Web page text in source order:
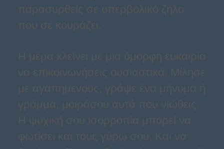
παρασυρθείς σε υπερβολικό ζήλο
που σε κουράζει.
Η μέρα κλείνει με μια όμορφη ευκαιρία
να επικοινωνήσεις ουσιαστικά. Μίλησε
με αγαπημένους, γράψε ένα μήνυμα ή
γράμμα, μοιράσου αυτά που νιώθεις.
Η ψυχική σου ισορροπία μπορεί να
φωτίσει και τους γύρω σου. Και να